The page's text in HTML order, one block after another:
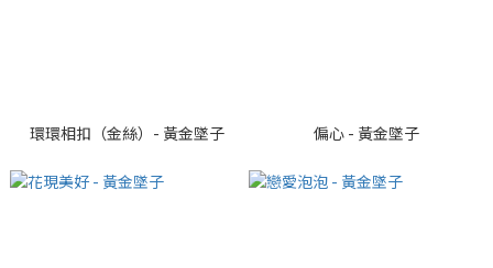
環環相扣（金絲）- 黃金墜子 偏心 - 黃金墜子